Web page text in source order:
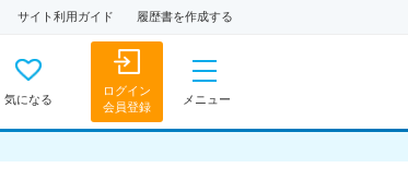
サイト利用ガイド 履歴書を作成する
気になる
ログイン
会員登録
メニュー